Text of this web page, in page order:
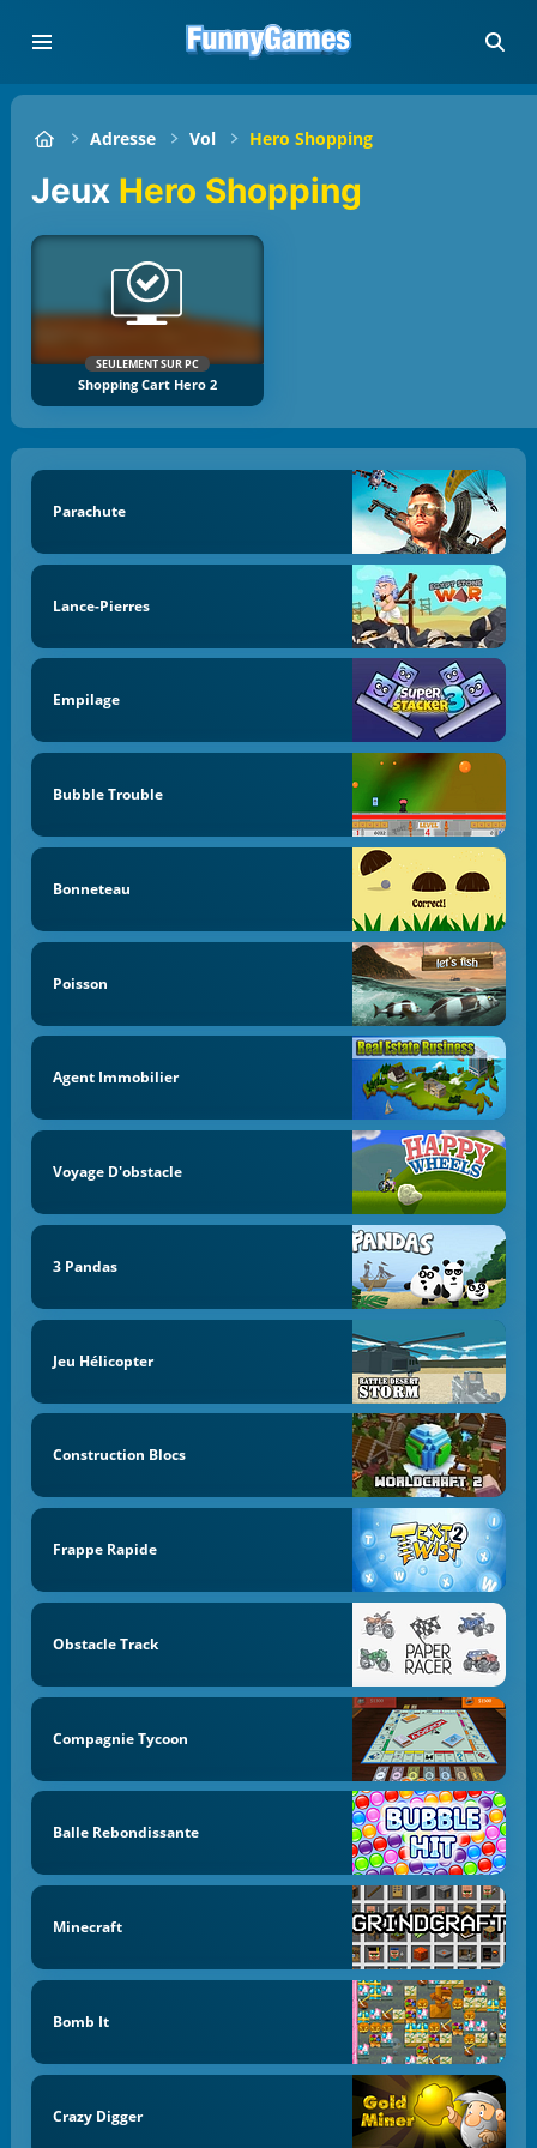
Adresse Vol Hero Shopping
Jeux Hero Shopping
SEULEMENT SUR PC
Shopping Cart Hero 2
Parachute
Lance-Pierres
Empilage
Bubble Trouble
Bonneteau
Poisson
Agent Immobilier
Voyage D'obstacle
3 Pandas
Jeu Hélicopter
Construction Blocs
Frappe Rapide
Obstacle Track
Compagnie Tycoon
Balle Rebondissante
Minecraft
Bomb It
Crazy Digger